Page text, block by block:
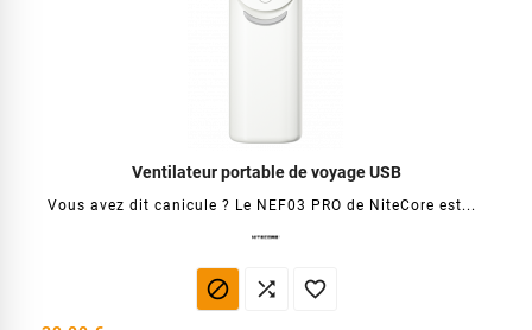
Ventilateur portable de voyage USB
Vous avez dit canicule ? Le NEF03 PRO de NiteCore est...
  